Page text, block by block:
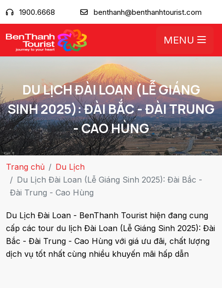
1900.6668 benthanh@benthanhtourist.com
MENU
DU LỊCH ĐÀI LOAN (LỄ GIÁNG
SINH 2025): ĐÀI BẮC - ĐÀI TRUNG
- CAO HÙNG
Trang chủ
Du Lịch
Du Lịch Đài Loan (Lễ Giáng Sinh 2025): Đài Bắc -
Đài Trung - Cao Hùng
Du Lịch Đài Loan - BenThanh Tourist hiện đang cung
cấp các tour du lịch Đài Loan (Lễ Giáng Sinh 2025): Đài
Bắc - Đài Trung - Cao Hùng với giá ưu đãi, chất lượng
dịch vụ tốt nhất cùng nhiều khuyến mãi hấp dẫn